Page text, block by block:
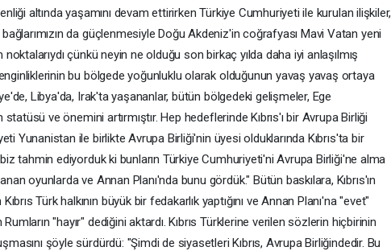
altında yaşamını devam ettirirken Türkiye Cumhuriyeti ile kurulan ilişkiler,
da güçlenmesiyle Doğu Akdeniz'in coğrafyası Mavi Vatan yeni
çünkü neyin ne olduğu son birkaç yılda daha iyi anlaşılmış
bu bölgede yoğunluklu olarak olduğunun yavaş yavaş ortaya
Libya'da, Irak'ta yaşananlar, bütün bölgedeki gelişmeler, Ege
statüsü ve önemini artırmıştır. Hep hedeflerinde Kıbrıs'ı bir Avrupa Birliği
Yunanistan ile birlikte Avrupa Birliği'nin üyesi olduklarında Kıbrıs'ta bir
tahmin ediyorduk ki bunların Türkiye Cumhuriyeti'ni Avrupa Birliği'ne alma
oyunlarda ve Annan Planı'nda bunu gördük." Bütün baskılara, Kıbrıs'ın
Türk halkının büyük bir fedakarlık yaptığını ve Annan Planı'na "evet"
"hayır" dediğini aktardı. Kıbrıs Türklerine verilen sözlerin hiçbirinin
şöyle sürdürdü: "Şimdi de siyasetleri Kıbrıs, Avrupa Birliğindedir. Bu